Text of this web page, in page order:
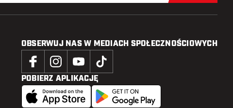
OBSERWUJ NAS W MEDIACH SPOŁECZNOŚCIOWYCH
POBIERZ APLIKACJĘ